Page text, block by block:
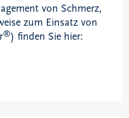
von Schmerz,
zum Einsatz von
®) finden Sie hier: